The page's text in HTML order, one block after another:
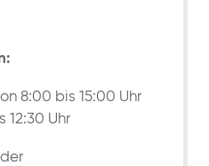
8:00 bis 15:00 Uhr
12:30 Uhr